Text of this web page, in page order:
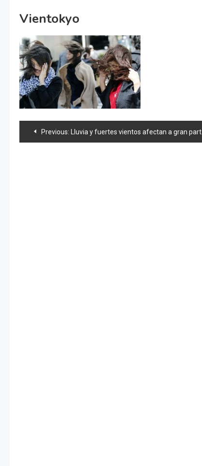
Vientokyo
Navegación
Previous: Lluvia y fuertes vientos afectan a gran parte de Japón